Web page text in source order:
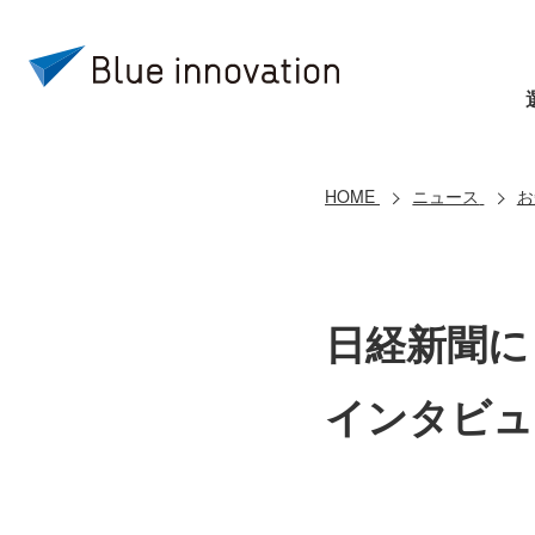
HOME ニュース
日経新聞
インタビ